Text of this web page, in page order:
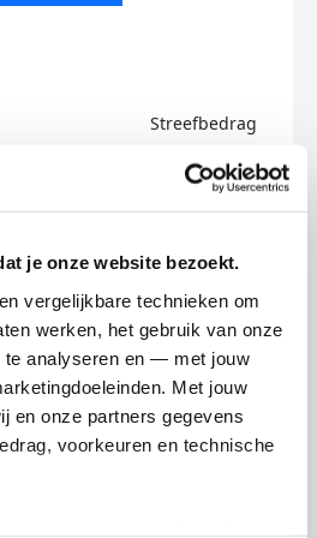
je onze website bezoekt.
vergelijkbare technieken om
werken, het gebruik van onze
te analyseren en — met jouw
Met jouw
en onze partners gegevens
voorkeuren en technische
Streefbedrag
badges